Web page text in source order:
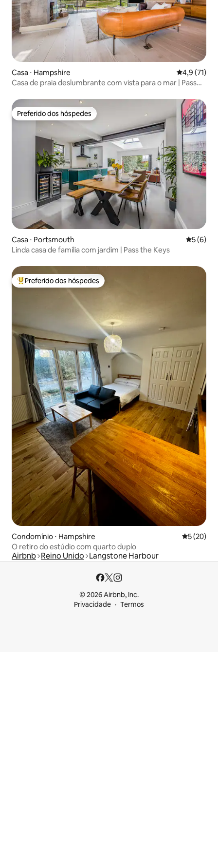
Casa ⋅ Hampshire 4,9 de uma
4,9 (71)
Casa de praia deslumbrante com vista para o mar | Pass
Preferido dos hóspedes
Preferido dos hóspedes
Casa ⋅ Portsmouth 5 de
5 (6)
Linda casa de família com jardim | Pass the Keys
Entre os melhores preferidos dos hóspedes
Preferido dos hóspedes
Condomínio ⋅ Hampshire 5 de uma
5 (20)
O retiro do estúdio com quarto duplo
Airbnb Reino Unido Langstone Harbour
© 2026 Airbnb, Inc.
Privacidade
Termos